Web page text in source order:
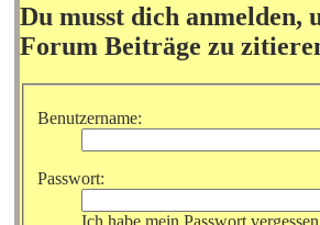
Du musst dich anmelden,
Forum Beiträge zu
Benutzername:
Passwort: